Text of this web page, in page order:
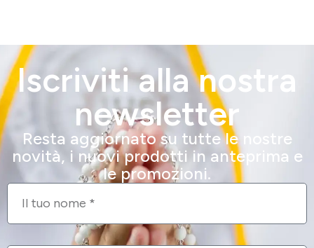
Iscriviti alla nostra
newsletter
Resta aggiornato su tutte le nostre
novità, i nuovi prodotti in anteprima e
le promozioni.